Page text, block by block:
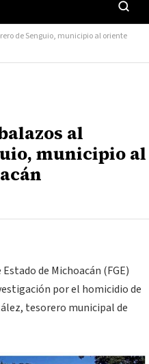
de Senguio, municipio al oriente
al
municipio al
de Michoacán (FGE)
por el homicidio de
tesorero municipal de